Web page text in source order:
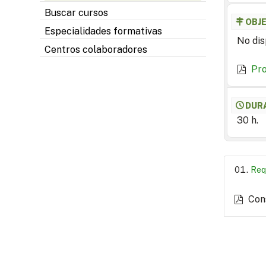
Buscar cursos
Especialidades formativas
Centros colaboradores
No
30 h.